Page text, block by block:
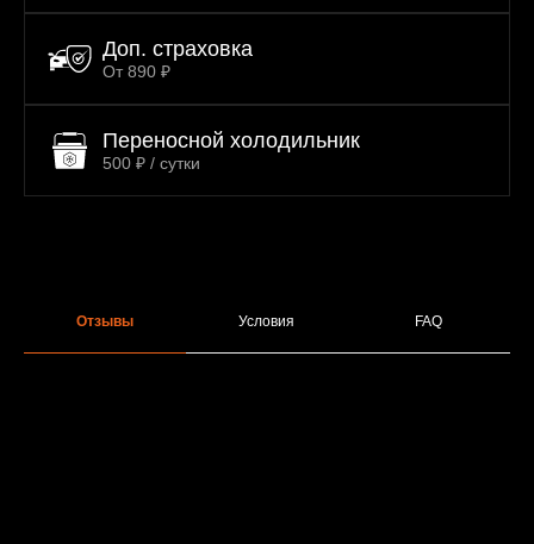
Доп. страховка
От 890 ₽
Переносной холодильник
500 ₽ / сутки
Отзывы Условия FAQ